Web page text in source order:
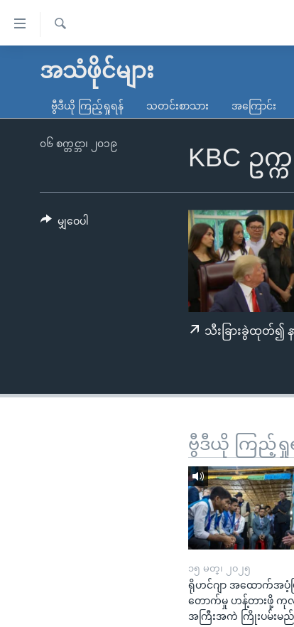
လွယ်ကူ
သည့်
ကျော်
မူလစာမျက်နှာ
ကမ္ဘာ့သတင်းများ
နိုင်ငံတကာ
တရုတ်
အစ္စရေး-ပါလက်စတိုင်း
ရပ်ဝန်းတခု လမ်းတခု အလွန်
အင်္ဂလိပ်စာလေ့လာမယ်
ရ
အသံဖိုင်များ
ဗွီဒီယို ကြည့်ရှုရန် သတင်းစာသား အကြောင်း
KBC ဥ
၀၆ စက္တင္ဘာ၊ ၂၀၁၉
သီးခြားခွဲထုတ်၍
မျှဝေပါ
ဗွီဒီယို ကြည့်ရှု
၁၅ မတ္၊ ၂၀၂၅
ရိုဟင်ဂျာ အထောက်အပံ့
တောက်မှု ဟန့်တားဖို့ ကု
အကြီးအကဲ ကြိုးပမ်းမည်